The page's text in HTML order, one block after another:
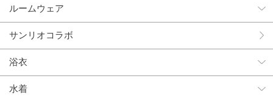
ルームウェア
サンリオコラボ
浴衣
水着